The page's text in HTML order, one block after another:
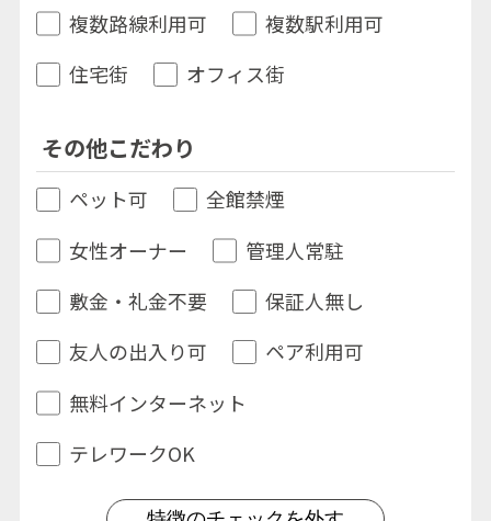
複数路線利用可
複数駅利用可
住宅街
オフィス街
その他こだわり
ペット可
全館禁煙
女性オーナー
管理人常駐
敷金・礼金不要
保証人無し
友人の出入り可
ペア利用可
無料インターネット
テレワークOK